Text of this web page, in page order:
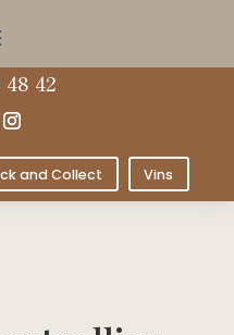
48 42
and Collect Vins